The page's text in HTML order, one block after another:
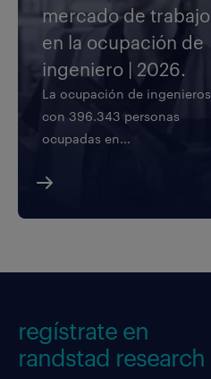
mercado de trabajo
en la ocupación de
ingeniero | 2026.
La ocupación de ingenieros,
con 396.343 personas
ocupadas en...
regístrate en
randstad research